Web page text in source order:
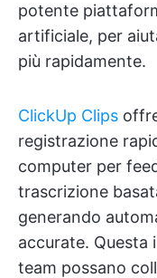
potente
artificiale, per
più rapidamente.
ClickUp Clips
registrazione
computer per
trascrizione
generando
accurate. Questa
team possano